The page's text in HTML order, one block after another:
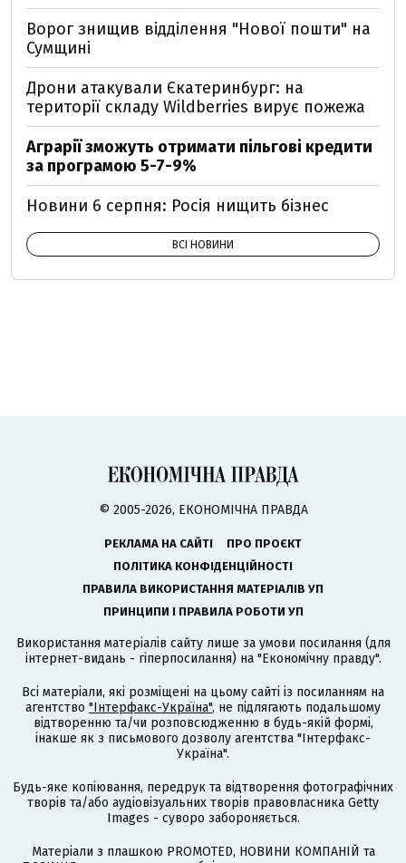
Ворог знищив відділення "Нової пошти" на
Сумщині
Дрони атакували Єкатеринбург: на
території складу Wildberries вирує пожежа
Аграрії зможуть отримати пільгові кредити
за програмою 5-7-9%
Новини 6 серпня: Росія нищить бізнес
ВСІ НОВИНИ
© 2005-2026, ЕКОНОМІЧНА ПРАВДА
РЕКЛАМА НА САЙТІ
ПРО ПРОЄКТ
ПОЛІТИКА КОНФІДЕНЦІЙНОСТІ
ПРАВИЛА ВИКОРИСТАННЯ МАТЕРІАЛІВ УП
ПРИНЦИПИ І ПРАВИЛА РОБОТИ УП
Використання матеріалів сайту лише за умови посилання (для
інтернет-видань - гіперпосилання) на "Економічну правду".
Всі матеріали, які розміщені на цьому сайті із посиланням на
агентство "Інтерфакс-Україна", не підлягають подальшому
відтворенню та/чи розповсюдженню в будь-якій формі,
інакше як з письмового дозволу агентства "Інтерфакс-
Україна".
Будь-яке копіювання, передрук та відтворення фотографічних
творів та/або аудіовізуальних творів правовласника Getty
Images - суворо забороняється.
Матеріали з плашкою PROMOTED, НОВИНИ КОМПАНІЙ та